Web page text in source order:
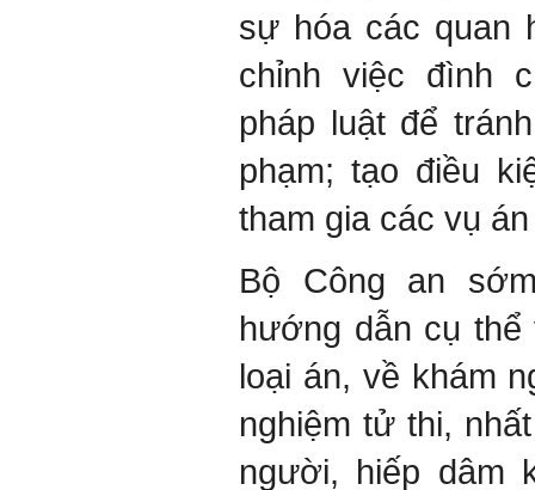
sự hóa các quan
chỉnh việc đình
pháp luật để
phạm; tạo điều
tham gia các vụ
Bộ Công an
hướng dẫn cụ
loại án, về khám
nghiệm tử thi,
người, hiếp dâm